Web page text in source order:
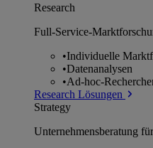
Research
Full-Service-
•Individuelle
•Datenanalysen
•Ad-hoc-
Research Lösungen
Strategy
Unternehmens­beratung